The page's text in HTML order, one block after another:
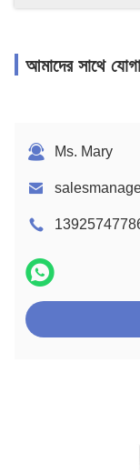
আমাদের সাথে
Ms. Mary